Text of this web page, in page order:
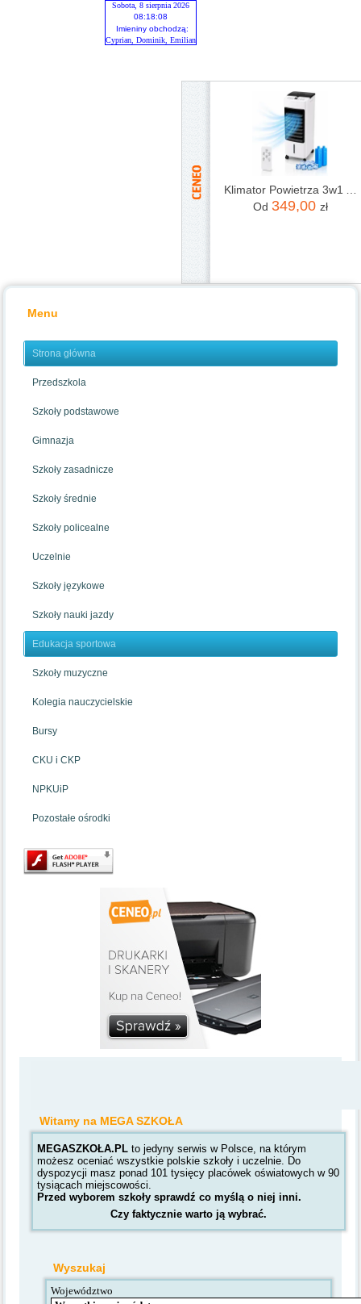
Od 349,00 zł
Menu
Strona główna
Przedszkola
Szkoły podstawowe
Gimnazja
Szkoły zasadnicze
Szkoły średnie
Szkoły policealne
Uczelnie
Szkoły językowe
Szkoły nauki jazdy
Edukacja sportowa
Szkoły muzyczne
Kolegia nauczycielskie
Bursy
CKU i CKP
NPKUiP
Pozostałe ośrodki
Witamy na MEGA SZKOŁA
MEGASZKOŁA.PL to jedyny serwis w Polsce, na którym
możesz oceniać wszystkie polskie szkoły i uczelnie. Do
dyspozycji masz ponad 101 tysięcy placówek oświatowych w 90
tysiącach miejscowości.
Przed wyborem szkoły sprawdź co myślą o niej inni.
Czy faktycznie warto ją wybrać.
Wyszukaj
Województwo
Sobota, 8 sierpnia 2026
08:18:08
Imieniny obchodzą:
Cyprian, Dominik, Emilian